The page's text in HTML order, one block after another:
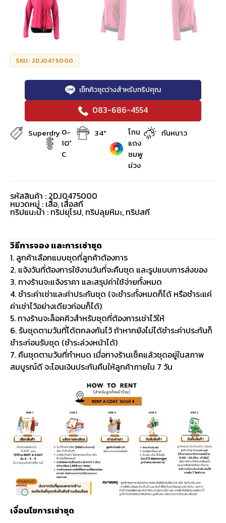
SKU: 2DJ0475000
เช็กคิวชุดว่างสำหรับทริปคุณ
083-686-4554
Superdry0-
10°
C
34"
โทน
แดง
ชมพู
ม่วง
กันหนาว
รหัสสินค้า : 2DJ0475000
หมวดหมู่ : เสื้อ, เสื้อสกี
ทริปแนะนำ : ทริปยุโรป, ทริปลุยหิมะ, ทริปสกี
วิธีการจอง และการเช่าชุด
1. ลูกค้าเลือกแบบชุดที่ลูกค้าต้องการ
2. แจ้งวันที่ต้องการใช้งานวันที่จะคืนชุด และรูปแบบการส่งของ
3. ทางร้านจะแจ้งราคา และสรุปค่าใช้จ่ายทั้งหมด
4. ชำระค่าเช่าและค่าประกันชุด (จะชำระทั้งหมดก็ได้ หรือชำระแค่
ค่าเช่าไว้อย่างเดียวก่อนก็ได้)
5. ทางร้านจะล็อคคิวสำหรับชุดที่ต้องการเช่าไว้ให้
6. รับชุดตามวันที่ได้ตกลงกันไว้ ถ้าหากยังไม่ได้ชำระค่าประกันก็
ชำระก่อนรับชุด (ชำระล่วงหน้าได้)
7. คืนชุดตามวันที่กำหนด เมื่อทางร้านเช็คแล้วชุดอยู่ในสภาพ
สมบูรณ์ดี จะโอนเงินประกันคืนให้ลูกค้าภายใน 7 วัน
เงื่อนไขการเช่าชุด